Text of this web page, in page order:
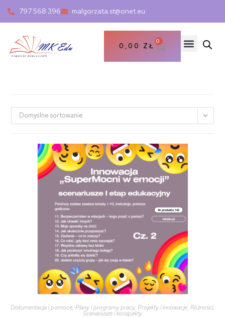
797 568 396 malgorzata.st@onet.eu
0,00 ZŁ
0
Domyślne sortowanie
Dokumentacja i pomoce, Plany i programy pracy, Projekty i innowacje, Różności,
Scenariusze i konspekty